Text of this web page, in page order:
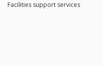
Facilities support services